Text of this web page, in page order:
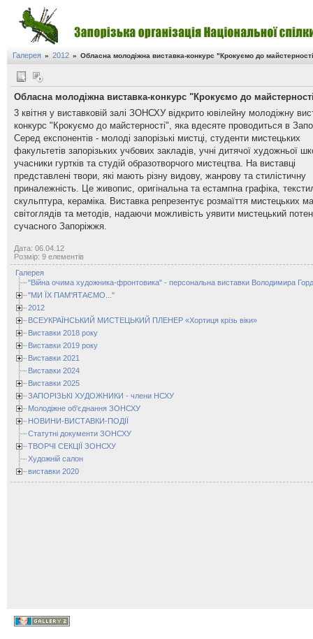
Галерея » 2012 » Обласна молодіжна виставка-конкурс "Крокуємо до
Обласна молодіжна виставка-конкурс "Крокуємо до
3 квітня у виставковій залі ЗОНСХУ відкрито ювілейну молодіжну
конкурс "Крокуємо до майстерності", яка вдесяте проводиться в
Серед експонентів - молоді запорізькі мистці, студенти мистецьких
факультетів запорізьких учбових закладів, учні дитячої художньої
учасники гуртків та студій образотворчого мистецтва. На виставці
представлені твори, які мають різну видову, жанрову та стилістичну
приналежність. Це живопис, оригінальна та естампна графіка,
скульптура, кераміка. Виставка репрезентує розмаїття мистецьких
світоглядів та методів, надаючи можливість уявити мистецький
сучасного Запоріжжя.
Дата: 06.04.12
Розмір: 9 елементів
Галерея
"Війна очима художника-фронтовика" - персональна виставки Володимира
"МИ ЇХ ПАМ'ЯТАЄМО..."
2012
ВСЕУКРАЇНСЬКИЙ МИСТЕЦЬКИЙ ПЛЕНЕР «Хортиця крізь віки»
Виставки 2018 року
Виставки 2019 року
Виставки 2021
Виставки 2024
Виставки 2025
ЗАПОРІЗЬКІ ХУДОЖНИКИ - члени НСХУ
Молодіжне об'єднання ЗОНСХУ
НОВИНИ-ВИСТАВКИ-ПОДІЇ
Статутні документи ЗОНСХУ
ТВОРЧІ СЕКЦІЇ ЗОНСХУ
Художній салон
виставки 2020